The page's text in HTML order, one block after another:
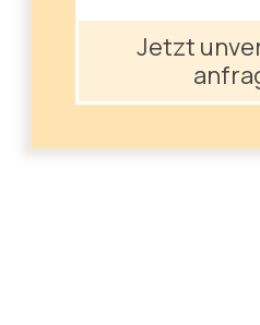
Jetzt